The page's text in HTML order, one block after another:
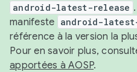
android-latest-release
manifeste android-
référence à la version la
Pour en savoir plus,
apportées à AOSP.